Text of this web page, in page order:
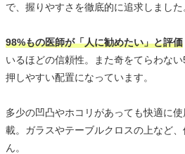
で、握りやすさを徹底的に追求しました
98%もの医師が「人に勧めたい」と評価
いるほどの信頼性。また奇をてらわな
押しやすい配置になっています。
多少の凹凸やホコリがあっても快適に
載。ガラスやテーブルクロスの上など
ん。